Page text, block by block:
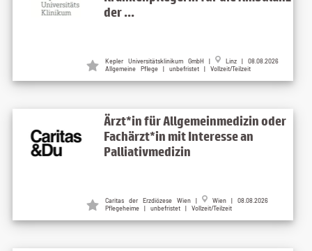
der ...
Kepler Universitätsklinikum GmbH |
Linz | 08.08.2026
Allgemeine Pflege | unbefristet | Vollzeit/Teilzeit
Ärzt*in für Allgemeinmedizin oder
Fachärzt*in mit Interesse an
Palliativmedizin
Caritas der Erzdiözese Wien |
Wien | 08.08.2026
Pflegeheime | unbefristet | Vollzeit/Teilzeit